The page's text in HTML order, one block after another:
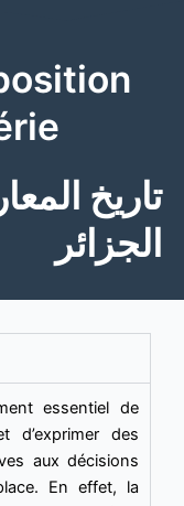
تاريخ
الجزائر
essentiel de
d’exprimer des
aux décisions
En effet, la